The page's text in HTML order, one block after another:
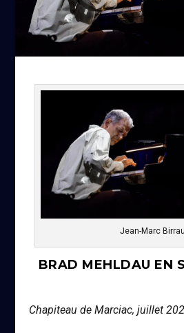
Jean-Marc
BRAD MEHLDAU EN
Chapiteau de Marciac, juillet